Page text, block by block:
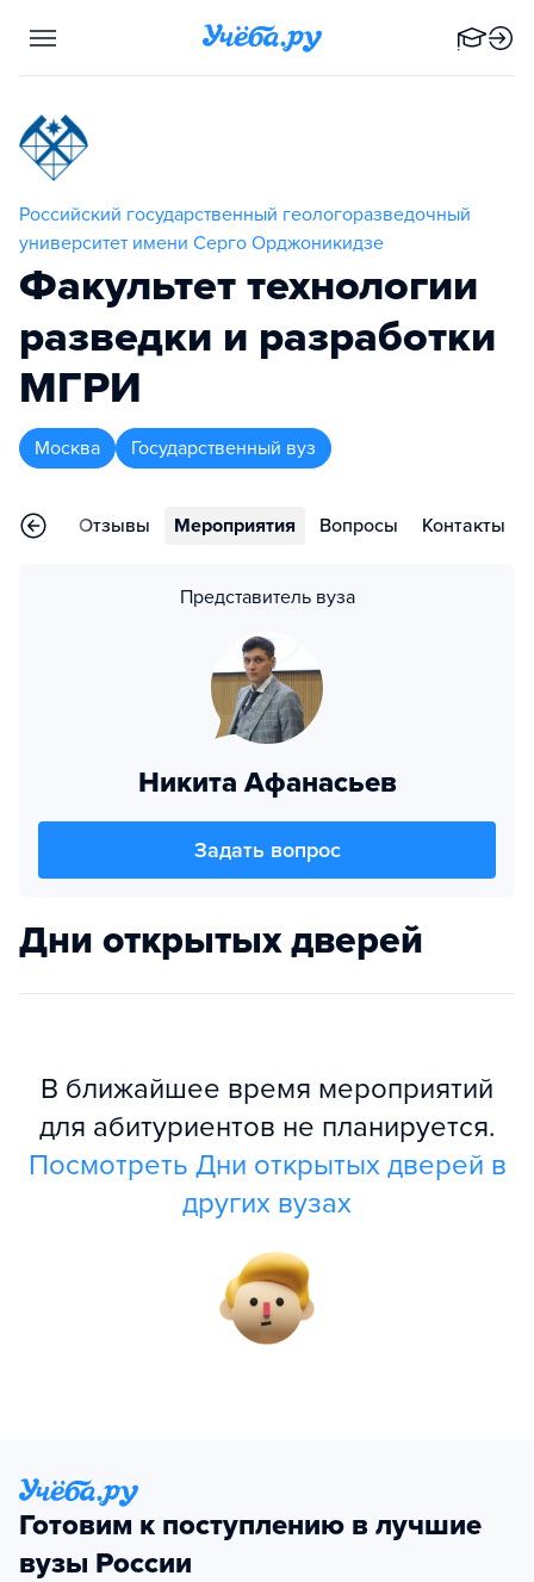
Российский государственный геологоразведочный
университет имени Серго Орджоникидзе
Факультет технологии
разведки и разработки
МГРИ
Москва Государственный вуз
Отзывы Мероприятия Вопросы Контакты
Представитель вуза
Никита Афанасьев
Задать вопрос
Дни открытых дверей
В ближайшее время мероприятий
для абитуриентов не планируется.
Посмотреть Дни открытых дверей в
других вузах
Готовим к поступлению в лучшие
вузы России